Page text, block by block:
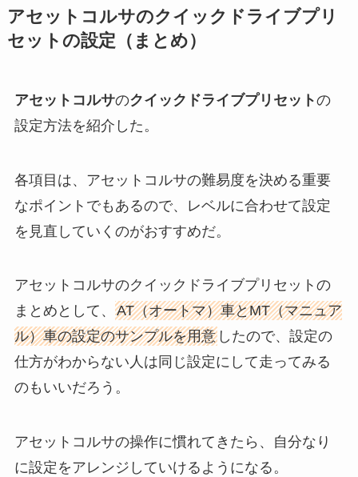
アセットコルサのクイックドライブプリ
セットの設定（まとめ）
アセットコルサのクイックドライブプリセットの
設定方法を紹介した。
各項目は、アセットコルサの難易度を決める重要
なポイントでもあるので、レベルに合わせて設定
を見直していくのがおすすめだ。
アセットコルサのクイックドライブプリセットの
まとめとして、 AT（オートマ）車とMT（マニュア
ル）車の設定のサンプルを用意したので、設定の
仕方がわからない人は同じ設定にして走ってみる
のもいいだろう。
アセットコルサの操作に慣れてきたら、自分なり
に設定をアレンジしていけるようになる。